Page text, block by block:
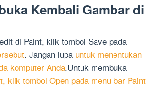
Kembali Gambar di
di Paint, klik tombol Save pada
. Jangan lupa untuk menentukan
komputer Anda.Untuk membuka
klik tombol Open pada menu bar Paint